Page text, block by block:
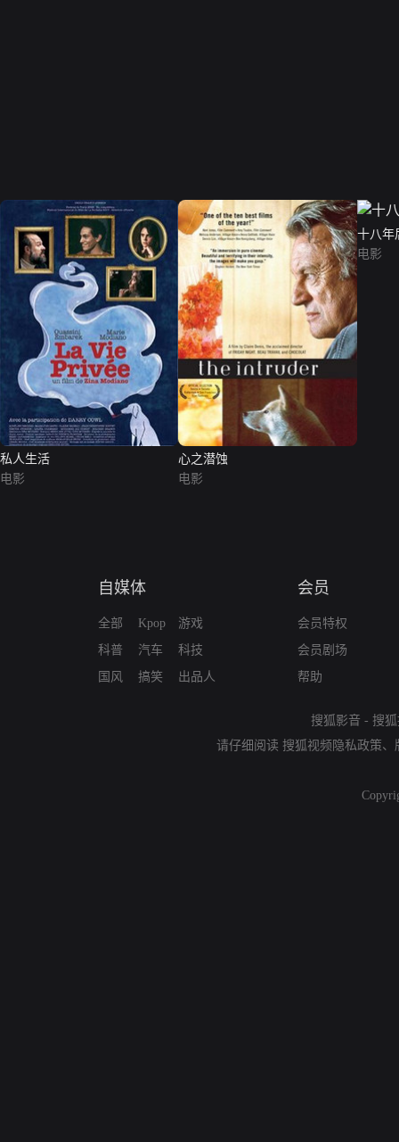
私人生活
电影
心之潜蚀
电影
十八年
电影
自媒体
全部
科普
国风
Kpop
汽车
搞笑
游戏
科技
出品人
会员
会员特权
会员剧场
帮助
搜狐影音 - 搜
请仔细阅读 搜狐视频隐私政策、